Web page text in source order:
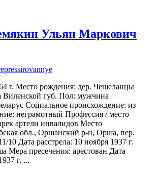
Ульян Маркович
г. Место рождения: дер. Чешеланцы
Виленской губ. Пол: мужчина
Социальное происхождение: из
неграмотный Профессия / место
артели инвалидов Место
обл., Оршанский р-н, Орша, пер.
10 Дата расстрела: 10 ноября 1937 г.
Мера пресечения: арестован Дата
г. ...